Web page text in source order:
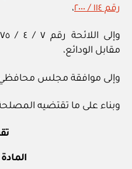
رقم ١١٤ / ٢٠٠٠
،
مقابل الودائع،
وإلى موافقة مجلس محافظي
وبناء على ما تقتضيه